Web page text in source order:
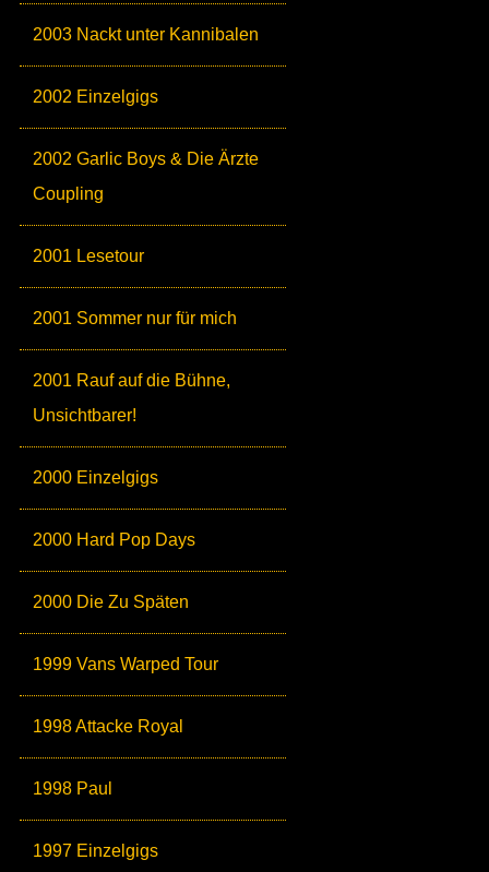
2003 Nackt unter Kannibalen
2002 Einzelgigs
2002 Garlic Boys & Die Ärzte
Coupling
2001 Lesetour
2001 Sommer nur für mich
2001 Rauf auf die Bühne,
Unsichtbarer!
2000 Einzelgigs
2000 Hard Pop Days
2000 Die Zu Späten
1999 Vans Warped Tour
1998 Attacke Royal
1998 Paul
1997 Einzelgigs